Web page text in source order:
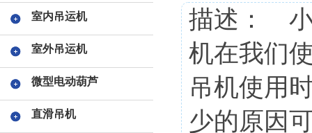
室内吊运机
室外吊运机
微型电动葫芦
直滑吊机
描述： 小
机在我们
吊机使用
少的原因